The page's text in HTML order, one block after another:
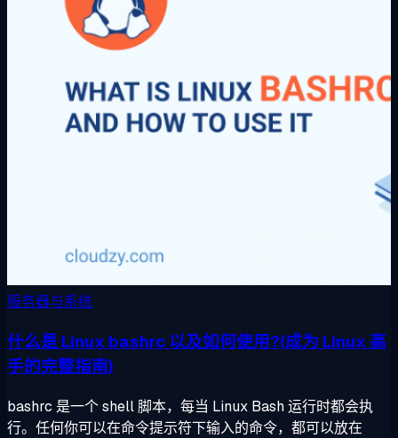
服务器与系统
什么是 Linux bashrc 以及如何使用?(成为 Linux 高
手的完整指南)
bashrc 是一个 shell 脚本，每当 Linux Bash 运行时都会执
行。任何你可以在命令提示符下输入的命令，都可以放在